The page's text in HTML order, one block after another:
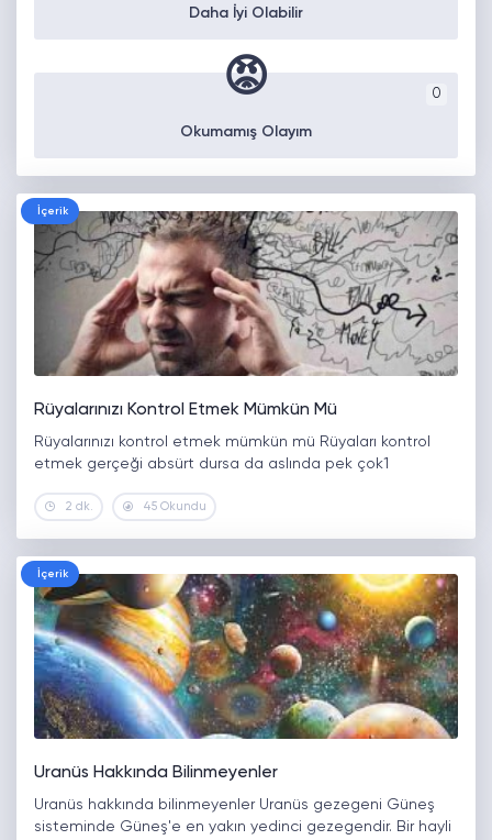
Daha İyi Olabilir
0
😡
Okumamış Olayım
İçerik
Rüyalarınızı Kontrol Etmek Mümkün Mü
Rüyalarınızı kontrol etmek mümkün mü Rüyaları kontrol
etmek gerçeği absürt dursa da aslında pek çok1
2 dk. 45 Okundu
İçerik
Uranüs Hakkında Bilinmeyenler
Uranüs hakkında bilinmeyenler Uranüs gezegeni Güneş
sisteminde Güneş'e en yakın yedinci gezegendir. Bir hayli